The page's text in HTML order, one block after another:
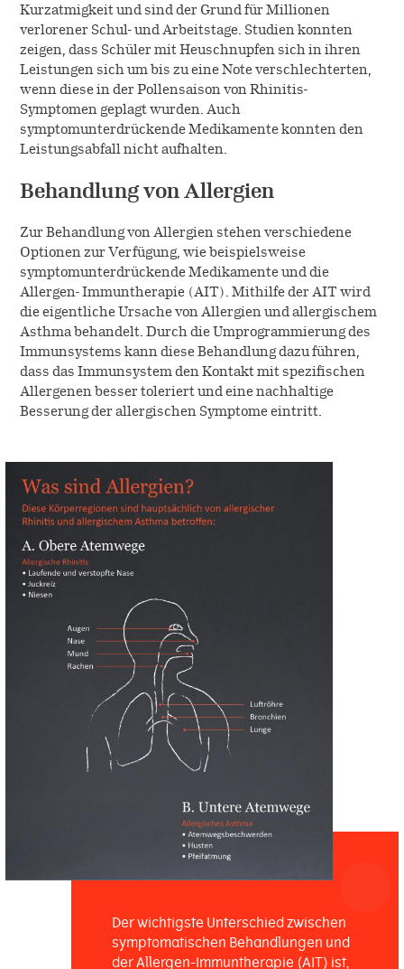
Kurzatmigkeit und sind der Grund für Millionen
verlorener Schul- und Arbeitstage. Studien konnten
zeigen, dass Schüler mit Heuschnupfen sich in ihren
Leistungen sich um bis zu eine Note verschlechterten,
wenn diese in der Pollensaison von Rhinitis-
Symptomen geplagt wurden. Auch
symptomunterdrückende Medikamente konnten den
Leistungsabfall nicht aufhalten.
Behandlung von Allergien
Zur Behandlung von Allergien stehen verschiedene
Optionen zur Verfügung, wie beispielsweise
symptomunterdrückende Medikamente und die
Allergen- Immuntherapie (AIT). Mithilfe der AIT wird
die eigentliche Ursache von Allergien und allergischem
Asthma behandelt. Durch die Umprogrammierung des
Immunsystems kann diese Behandlung dazu führen,
dass das Immunsystem den Kontakt mit spezifischen
Allergenen besser toleriert und eine nachhaltige
Besserung der allergischen Symptome eintritt.
Der wichtigste Unterschied zwischen
symptomatischen Behandlungen und
der Allergen-Immuntherapie (AIT) ist,